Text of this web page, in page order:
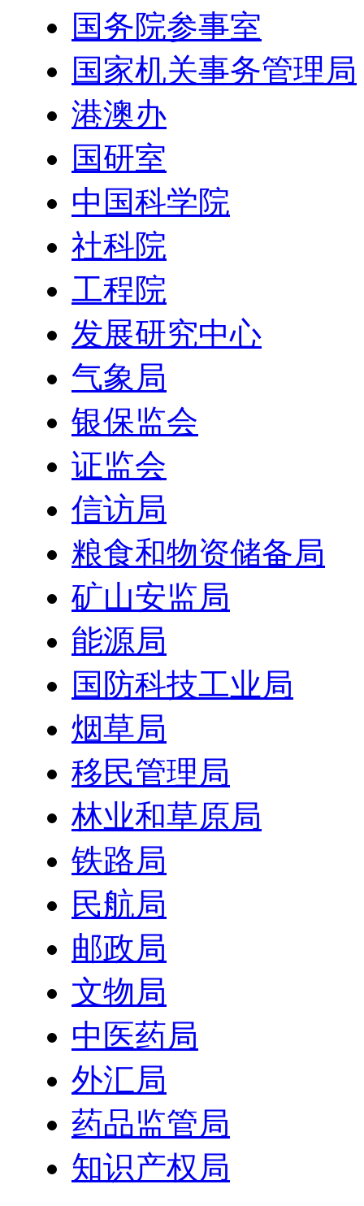
国务院参事室
国家机关事务管理局
港澳办
国研室
中国科学院
社科院
工程院
发展研究中心
气象局
银保监会
证监会
信访局
粮食和物资储备局
矿山安监局
能源局
国防科技工业局
烟草局
移民管理局
林业和草原局
铁路局
民航局
邮政局
文物局
中医药局
外汇局
药品监管局
知识产权局